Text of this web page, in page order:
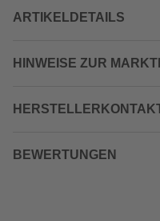
ARTIKELDETAILS
HINWEISE ZUR
BEWERTUNGEN